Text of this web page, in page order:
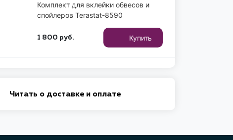
Комплект для вклейки обвесов и
спойлеров Terastat-8590
1 800 руб. Купить
Читать о доставке и оплате